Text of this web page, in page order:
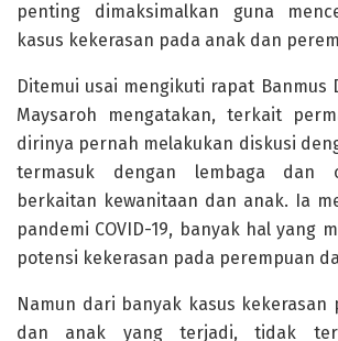
penting dimaksimalkan guna
kasus kekerasan pada anak dan
Ditemui usai mengikuti rapat Banmus
Maysaroh mengatakan, terkait
dirinya pernah melakukan diskusi
termasuk dengan lembaga dan
berkaitan kewanitaan dan anak. Ia
pandemi COVID-19, banyak hal yang
potensi kekerasan pada perempuan
Namun dari banyak kasus kekerasan
dan anak yang terjadi, tidak